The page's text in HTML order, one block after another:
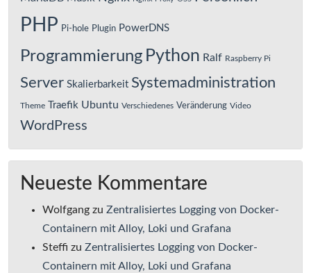
PHP Pi-hole Plugin PowerDNS
Programmierung Python Ralf Raspberry Pi
Server Skalierbarkeit Systemadministration
Theme Traefik Ubuntu Verschiedenes Veränderung Video
WordPress
Neueste Kommentare
Wolfgang zu Zentralisiertes Logging von Docker-
Containern mit Alloy, Loki und Grafana
Steffi zu Zentralisiertes Logging von Docker-
Containern mit Alloy, Loki und Grafana